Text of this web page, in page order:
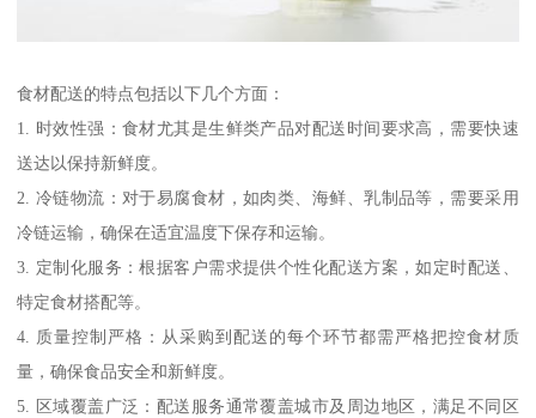
食材配送的特点包括以下几个方面：
1. 时效性强：食材尤其是生鲜类产品对配送时间要求高，需要快速
送达以保持新鲜度。
2. 冷链物流：对于易腐食材，如肉类、海鲜、乳制品等，需要采用
冷链运输，确保在适宜温度下保存和运输。
3. 定制化服务：根据客户需求提供个性化配送方案，如定时配送、
特定食材搭配等。
4. 质量控制严格：从采购到配送的每个环节都需严格把控食材质
量，确保食品安全和新鲜度。
5. 区域覆盖广泛：配送服务通常覆盖城市及周边地区，满足不同区